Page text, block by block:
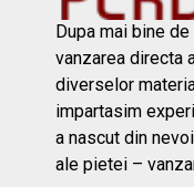
Dupa mai bine
vanzarea directa
diverselor
impartasim
a nascut din
ale pietei –